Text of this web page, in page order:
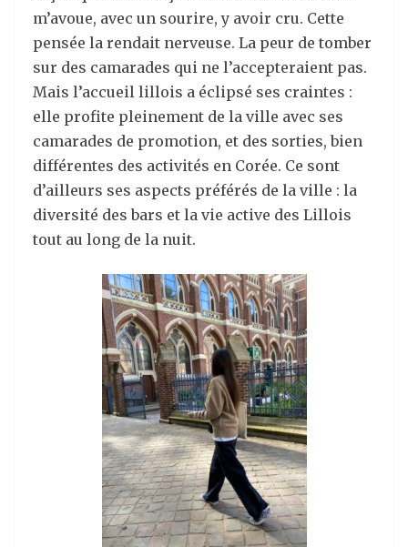
m’avoue, avec un sourire, y avoir cru. Cette
pensée la rendait nerveuse. La peur de tomber
sur des camarades qui ne l’accepteraient pas.
Mais l’accueil lillois a éclipsé ses craintes :
elle profite pleinement de la ville avec ses
camarades de promotion, et des sorties, bien
différentes des activités en Corée. Ce sont
d’ailleurs ses aspects préférés de la ville : la
diversité des bars et la vie active des Lillois
tout au long de la nuit.